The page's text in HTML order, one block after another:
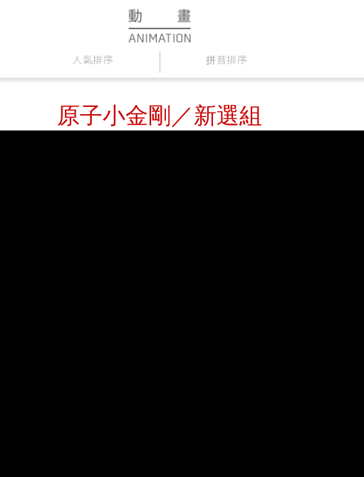
人氣排序 拼音排序
原子小金剛／新選組